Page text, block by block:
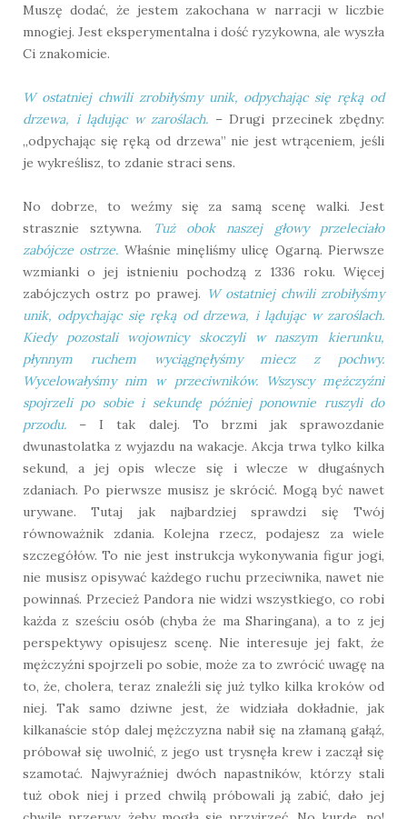
Muszę dodać, że jestem zakochana w narracji w liczbie
mnogiej. Jest eksperymentalna i dość ryzykowna, ale wyszła
Ci znakomicie.
W ostatniej chwili zrobiłyśmy unik, odpychając się ręką od
drzewa, i lądując w zaroślach. – Drugi przecinek zbędny:
„odpychając się ręką od drzewa” nie jest wtrąceniem, jeśli
je wykreślisz, to zdanie straci sens.
No dobrze, to weźmy się za samą scenę walki. Jest
strasznie sztywna.
Tuż obok naszej głowy przeleciało
zabójcze ostrze. Właśnie minęliśmy ulicę Ogarną. Pierwsze
wzmianki o jej istnieniu pochodzą z 1336 roku. Więcej
zabójczych ostrz po prawej. W ostatniej chwili zrobiłyśmy
unik, odpychając się ręką od drzewa, i lądując w zaroślach.
Kiedy pozostali wojownicy skoczyli w naszym kierunku,
płynnym ruchem wyciągnęłyśmy miecz z pochwy.
Wycelowałyśmy nim w przeciwników. Wszyscy mężczyźni
spojrzeli po sobie i sekundę później ponownie ruszyli do
przodu. – I tak dalej. To brzmi jak sprawozdanie
dwunastolatka z wyjazdu na wakacje. Akcja trwa tylko kilka
sekund, a jej opis wlecze się i wlecze w długaśnych
zdaniach. Po pierwsze musisz je skrócić. Mogą być nawet
urywane. Tutaj jak najbardziej sprawdzi się Twój
równoważnik zdania. Kolejna rzecz, podajesz za wiele
szczegółów. To nie jest instrukcja wykonywania figur jogi,
nie musisz opisywać każdego ruchu przeciwnika, nawet nie
powinnaś. Przecież Pandora nie widzi wszystkiego, co robi
każda z sześciu osób (chyba że ma Sharingana), a to z jej
perspektywy opisujesz scenę. Nie interesuje jej fakt, że
mężczyźni spojrzeli po sobie, może za to zwrócić uwagę na
to, że, cholera, teraz znaleźli się już tylko kilka kroków od
niej. Tak samo dziwne jest, że widziała dokładnie, jak
kilkanaście stóp dalej mężczyzna nabił się na złamaną gałąź,
próbował się uwolnić, z jego ust trysnęła krew i zaczął się
szamotać. Najwyraźniej dwóch napastników, którzy stali
tuż obok niej i przed chwilą próbowali ją zabić, dało jej